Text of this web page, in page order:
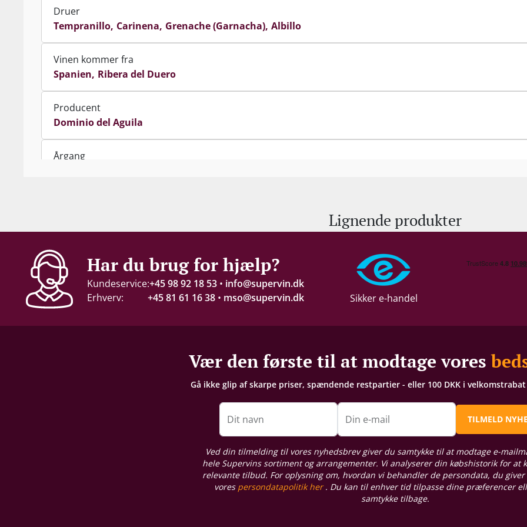
Visionen er at producere intense, sejlivede og
Druer
Tempranillo Carinena Grenache (Garnacha) Albillo
Vinen kommer fra
Spanien Ribera del Duero
Producent
Dominio del Aguila
Årgang
Alkohol-%
14 %
Servering
Lignende produkter
Har du brug for hjælp?
Kundeservice:+45 98 92 18 53 • info@supervin.dk
Erhverv:
+45 81 61 16 38 • mso@supervin.dk Sikker e-handel
Vær den første til at modtage vores
Gå ikke glip af skarpe priser, spændende restpartier - eller 100 DKK i
Dit navn Din e-mail TILMELD
Ved din tilmelding til vores nyhedsbrev giver du samtykke til at modtage e-
hele Supervins sortiment og arrangementer. Vi analyserer din købshistorik for at
relevante tilbud. For oplysning om, hvordan vi behandler de persondata, du
vores persondatapolitik her. Du kan til enhver tid tilpasse dine præferencer
samtykke tilbage.